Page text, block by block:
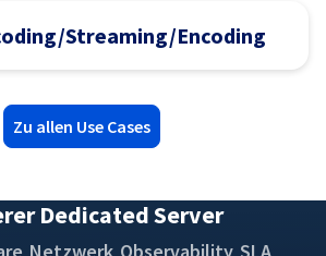
Streaming/Encoding
Zu allen Use Cases
Dedicated Server